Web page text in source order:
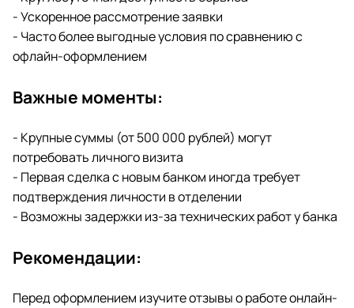
- Ускоренное рассмотрение заявки
- Часто более выгодные условия по сравнению с
офлайн-оформлением
Важные моменты:
- Крупные суммы (от 500 000 рублей) могут
потребовать личного визита
- Первая сделка с новым банком иногда требует
подтверждения личности в отделении
- Возможны задержки из-за технических работ у банка
Рекомендации:
Перед оформлением изучите отзывы о работе онлайн-